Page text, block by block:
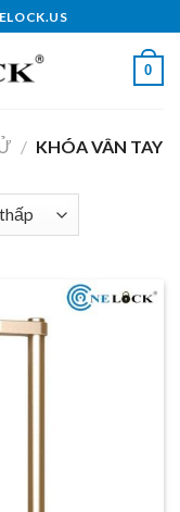
0
/ KHÓA VÂN TAY